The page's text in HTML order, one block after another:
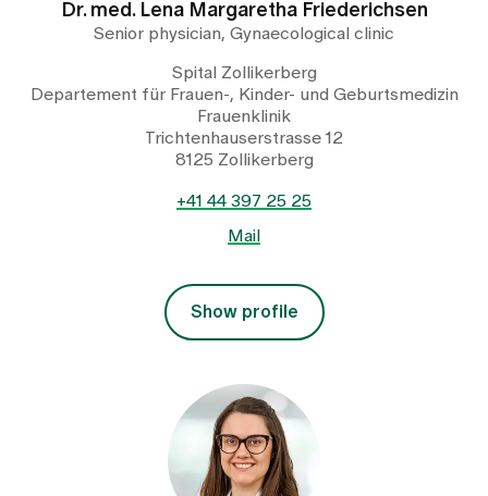
Dr. med. Lena Margaretha Friederichsen
Senior physician, Gynaecological clinic
Spital Zollikerberg
Departement für Frauen-, Kinder- und Geburtsmedizin
Frauenklinik
Trichtenhauserstrasse 12
8125 Zollikerberg
+41 44 397 25 25
Mail
Show profile